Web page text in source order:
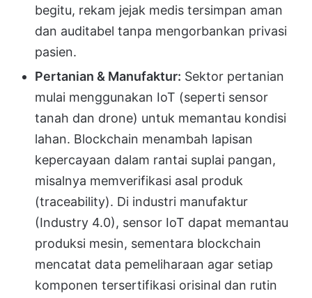
begitu, rekam jejak medis tersimpan aman
dan auditabel tanpa mengorbankan privasi
pasien.
Pertanian & Manufaktur: Sektor pertanian
mulai menggunakan IoT (seperti sensor
tanah dan drone) untuk memantau kondisi
lahan. Blockchain menambah lapisan
kepercayaan dalam rantai suplai pangan,
misalnya memverifikasi asal produk
(traceability). Di industri manufaktur
(Industry 4.0), sensor IoT dapat memantau
produksi mesin, sementara blockchain
mencatat data pemeliharaan agar setiap
komponen tersertifikasi orisinal dan rutin